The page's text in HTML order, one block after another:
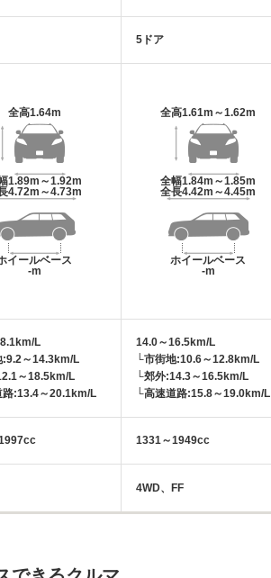
全高1.64m
1.89m～1.92m
4.72m～4.73m
イールベース
-m
L
:9.2～14.3km/L
～18.5km/L
路:13.4～20.1km/L
5ドア
全高1.61m～1.62m
全幅1.84m～1.85m
全長4.42m～4.45m
ホイールベース
-m
14.0～16.5km/L
└市街地:10.6～12.8km/L
└郊外:14.3～16.5km/L
└高速道路:15.8～19.0km/L
1331～1949cc
4WD、FF